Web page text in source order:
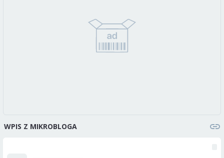
WPIS Z MIKROBLOGA